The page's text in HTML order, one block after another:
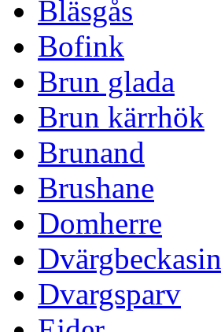
Bläsgås
Bofink
Brun glada
Brun kärrhök
Brunand
Brushane
Domherre
Dvärgbeckasin
Dvargsparv